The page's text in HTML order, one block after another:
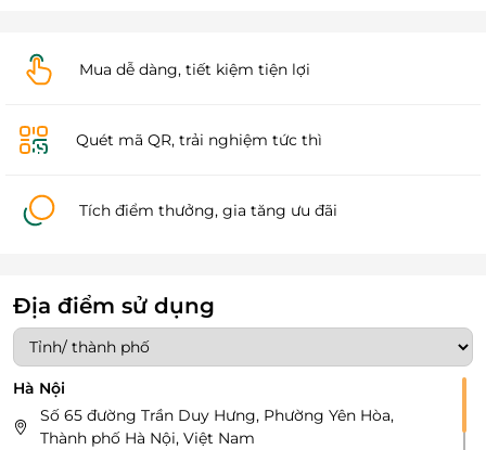
Mua dễ dàng, tiết kiệm tiện lợi
Quét mã QR, trải nghiệm tức thì
Tích điểm thưởng, gia tăng ưu đãi
Địa điểm sử dụng
Hà Nội
Số 65 đường Trần Duy Hưng, Phường Yên Hòa,
Thành phố Hà Nội, Việt Nam